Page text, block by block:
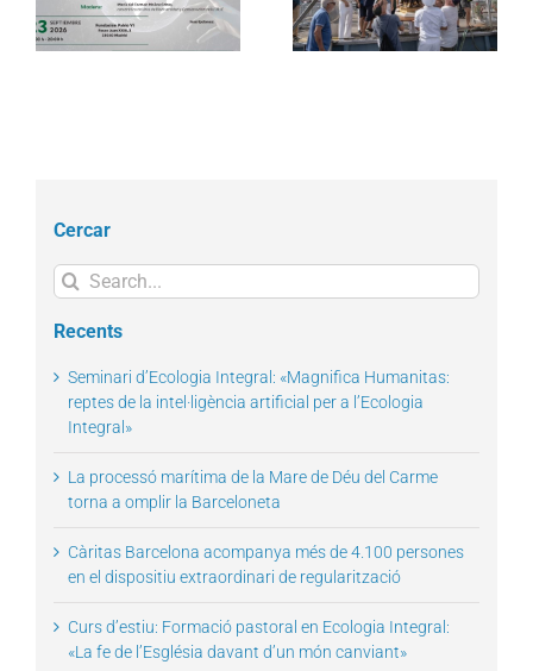
Carme torna a omplir la
Barceloneta
dispositiu extraordinari
de regularització
Cercar
Search
for:
Recents
Seminari d’Ecologia Integral: «Magnifica Humanitas:
reptes de la intel·ligència artificial per a l’Ecologia
Integral»
La processó marítima de la Mare de Déu del Carme
torna a omplir la Barceloneta
Càritas Barcelona acompanya més de 4.100 persones
en el dispositiu extraordinari de regularització
Curs d’estiu: Formació pastoral en Ecologia Integral:
«La fe de l’Església davant d’un món canviant»